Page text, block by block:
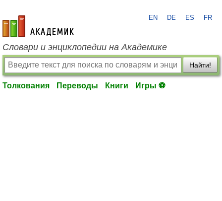
academic.ru
EN DE ES FR
Словари и энциклопедии на Академике
Найти!
Толкования Переводы Книги Игры ⚽